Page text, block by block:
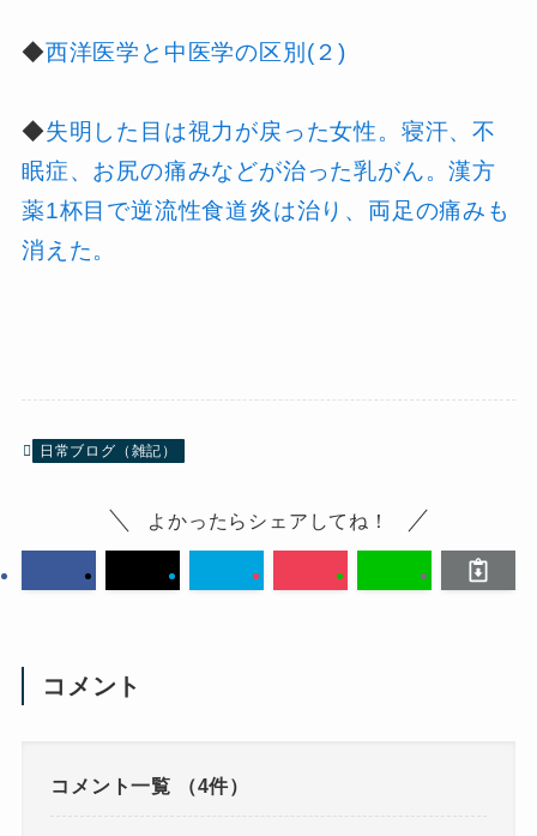
◆西洋医学と中医学の区別(２)
◆失明した目は視力が戻った女性。寝汗、不
眠症、お尻の痛みなどが治った乳がん。漢方
薬1杯目で逆流性食道炎は治り、両足の痛みも
消えた。
日常ブログ（雑記）
よかったらシェアしてね！
コメント
コメント一覧 （4件）